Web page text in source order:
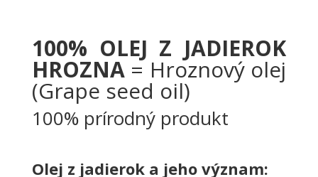
100% OLEJ Z JADIEROK
HROZNA = Hroznový olej
(Grape seed oil)
100% prírodný produkt
Olej z jadierok a jeho význam: